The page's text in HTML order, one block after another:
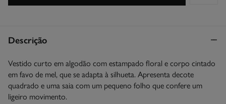
Descrição
Vestido curto em algodão com estampado floral e corpo cintado
em favo de mel, que se adapta à silhueta. Apresenta decote
quadrado e uma saia com um pequeno folho que confere um
ligeiro movimento.